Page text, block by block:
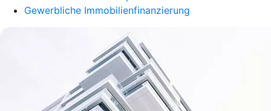
Gewerbliche Immobilienfinanzierung